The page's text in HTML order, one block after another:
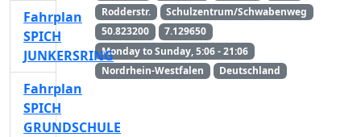
Rodderstr.
Schulzentrum/Schwabenweg
50.823200
7.129650
Monday to Sunday, 5:06 - 21:06
Nordrhein-Westfalen
Deutschland
Fahrplan
SPICH
JUNKERSRING
Fahrplan
SPICH
GRUNDSCHULE